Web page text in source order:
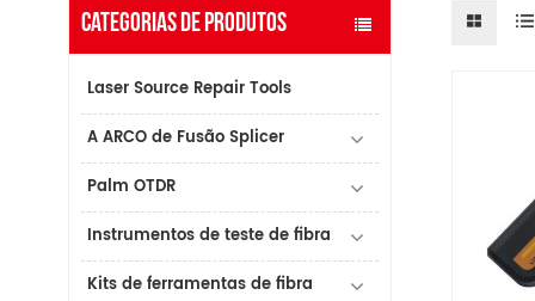
CATEGORIAS DE PRODUTOS
Laser Source Repair Tools
A ARCO de Fusão Splicer
Palm OTDR
Instrumentos de teste de fibra
Kits de ferramentas de fibra